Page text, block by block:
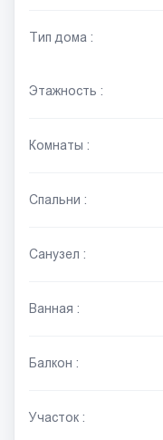
Тип дома :
Этажность :
Комнаты :
Спальни :
Санузел :
Ванная :
Балкон :
Участок :